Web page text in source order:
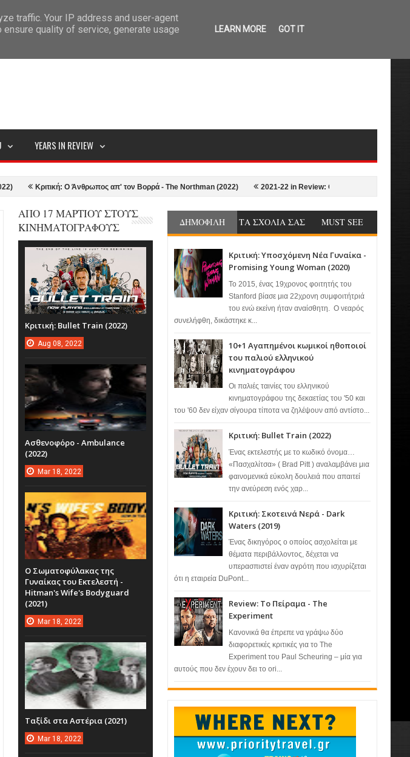
YEARS IN REVIEW
Ο Άνθρωπος απ' τον Βορρά - The Northman (2022) 2021-22 in Review: Οι 10+1 Καλύτερες ταινίες της
ΔΗΜΟΦΙΛΗ ΤΑ ΣΧΟΛΙΑ ΣΑΣ MUST SEE
Κριτική: Υποσχόμενη Νέα Γυναίκα -
Promising Young Woman (2020)
Το 2015, ένας 19χρονος φοιτητής του
Stanford βίασε μια 22χρονη συμφοιτήτριά
του ενώ εκείνη ήταν αναίσθητη. Ο νεαρός
συνελήφθη, δικάστηκε κ...
10+1 Αγαπημένοι κωμικοί ηθοποιοί
του παλιού ελληνικού
κινηματογράφου
Οι παλιές ταινίες του ελληνικού
κινηματογράφου της δεκαετίας του '50 και
του '60 δεν είχαν σίγουρα τίποτα να ζηλέψουν από αντίστο...
Κριτική: Bullet Train (2022)
Ένας εκτελεστής με το κωδικό όνομα…
«Πασχαλίτσα» ( Brad Pitt ) αναλαμβάνει μια
φαινομενικά εύκολη δουλειά που απαιτεί
την ανεύρεση ενός χαρ...
Κριτική: Σκοτεινά Νερά - Dark
Waters (2019)
Ένας δικηγόρος ο οποίος ασχολείται με
θέματα περιβάλλοντος, δέχεται να
υπερασπιστεί έναν αγρότη που ισχυρίζεται
ότι η εταιρεία DuPont...
Review: Το Πείραμα - The
Experiment
Κανονικά θα έπρεπε να γράψω δύο
διαφορετικές κριτικές για το The
Experiment του Paul Scheuring – μία για
αυτούς που δεν έχουν δει το ori...
ΑΠΟ 17 ΜΑΡΤΙΟΥ ΣΤΟΥΣ
ΚΙΝΗΜΑΤΟΓΡΑΦΟΥΣ
Κριτική: Bullet Train (2022)
Aug 08, 2022
Ασθενοφόρο - Ambulance
(2022)
Mar 18, 2022
Ο Σωματοφύλακας της
Γυναίκας του Εκτελεστή -
Hitman's Wife's Bodyguard
(2021)
Mar 18, 2022
Ταξίδι στα Αστέρια (2021)
Mar 18, 2022
traffic. Your IP address and user-agent
quality of service, generate usage
LEARN MORE GOT IT